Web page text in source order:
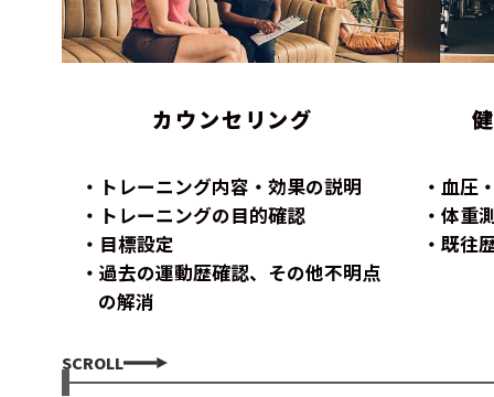
カウンセリング
トレーニング内容・効果の説明
トレーニングの目的確認
目標設定
過去の運動歴確認、その他不明点
の解消
血圧
体重
既往
SCROLL